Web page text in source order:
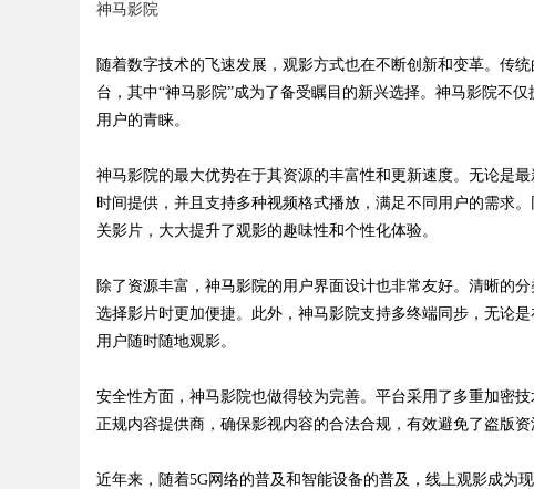
uz
!
神马影院
随着数字技术的飞速发展，观影方式也在不断创新和变革。传
台，其中“神马影院”成为了备受瞩目的新兴选择。神马影院不
用户的青睐。
神马影院的最大优势在于其资源的丰富性和更新速度。无论是
时间提供，并且支持多种视频格式播放，满足不同用户的需求
关影片，大大提升了观影的趣味性和个性化体验。
除了资源丰富，神马影院的用户界面设计也非常友好。清晰的
选择影片时更加便捷。此外，神马影院支持多终端同步，无论
用户随时随地观影。
安全性方面，神马影院也做得较为完善。平台采用了多重加密
正规内容提供商，确保影视内容的合法合规，有效避免了盗版资
近年来，随着5G网络的普及和智能设备的普及，线上观影成为